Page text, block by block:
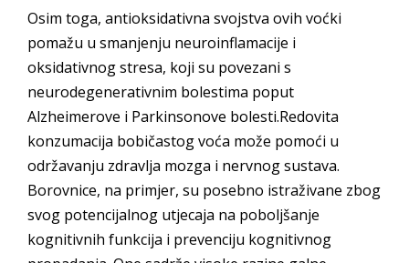
Osim toga, antioksidativna svojstva ovih voćki
pomažu u smanjenju neuroinflamacije i
oksidativnog stresa, koji su povezani s
neurodegenerativnim bolestima poput
Alzheimerove i Parkinsonove bolesti.Redovita
konzumacija bobičastog voća može pomoći u
održavanju zdravlja mozga i nervnog sustava.
Borovnice, na primjer, su posebno istraživane zbog
svog potencijalnog utjecaja na poboljšanje
kognitivnih funkcija i prevenciju kognitivnog